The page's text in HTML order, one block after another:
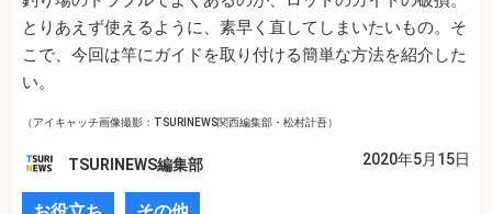
とりあえず使えるように、素早く直してしまいたいもの。そ
こで、今回は竿にガイドを取り付ける簡単な方法を紹介した
い。
（アイキャッチ画像撮影：TSURINEWS関西編集部・松村計吾）
TSURINEWS編集部 2020年5月15日